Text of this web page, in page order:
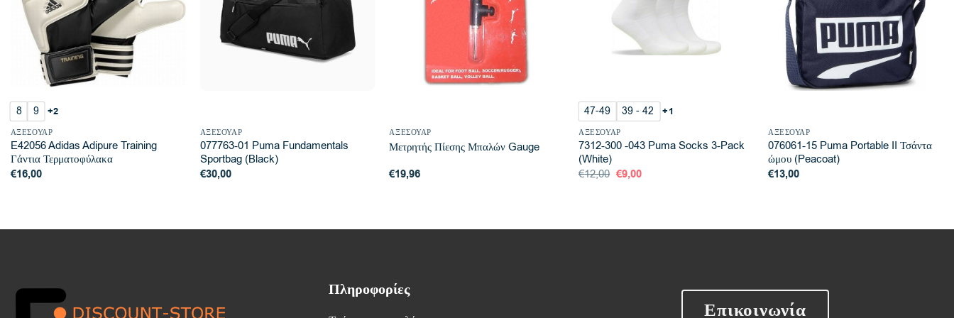
8 9 +2
ΑΞΕΣΟΥΆΡ
E42056 Adidas Adipure Training
Γάντια Τερματοφύλακα
€16,00
ΑΞΕΣΟΥΆΡ
077763-01 Puma Fundamentals
Sportbag (Black)
€30,00
ΑΞΕΣΟΥΆΡ
Μετρητής Πίεσης Μπαλών Gauge
€19,96
47-49 39 - 42 +1
ΑΞΕΣΟΥΆΡ
7312-300 -043 Puma Socks 3-Pack
(White)
€12,00 Original
price
€9,00Η
ΑΞΕΣΟΥΆΡ
076061-15 Puma Portable II Τσάντα
ώμου (Peacoat)
€13,00
Πληροφορίες
Επικοινωνία